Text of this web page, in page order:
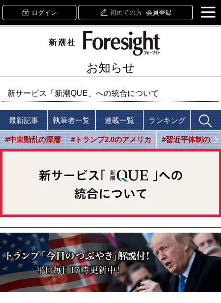
ログイン 初めての方 会員登録
お知らせ
新サービス「新潮QUE」への統合について
最新記事 執筆者一覧 連載一覧 ランキング
#中東動乱の深層 #トランプ2.0のアメリカ #習近平体制の光